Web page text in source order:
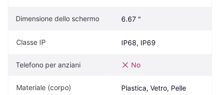
Dimensione dello schermo 6.67 "
Classe IP IP68, IP69
Telefono per anziani No
Materiale (corpo) Plastica, Vetro, Pelle